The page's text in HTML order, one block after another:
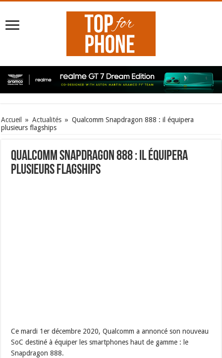
Accueil » Actualités » Qualcomm Snapdragon 888 : il équipera
plusieurs flagships
Qualcomm Snapdragon 888 : il équipera
plusieurs flagships
Ce mardi 1er décembre 2020, Qualcomm a annoncé son nouveau
SoC destiné à équiper les smartphones haut de gamme : le
Snapdragon 888.